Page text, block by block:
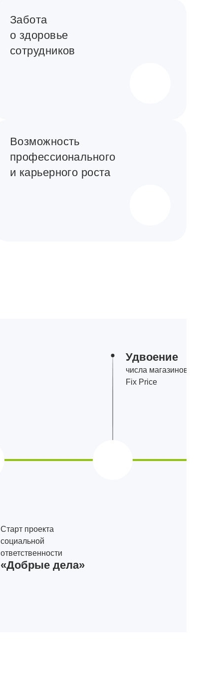
Забота
о здоровье
сотрудников
Возможность
профессионального
и карьерного роста
Удвоение
числа магазинов
Fix Price
Старт проекта
социальной
ответственности
«Добрые дела»